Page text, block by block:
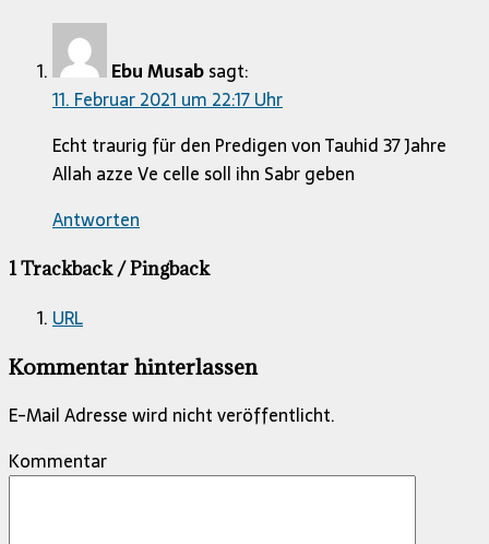
Ebu Musabsagt:
11. Februar 2021 um 22:17 Uhr
Echt traurig für den Predigen von Tauhid 37 Jahre
Allah azze Ve celle soll ihn Sabr geben
Antworten
1 Trackback / Pingback
URL
Kommentar hinterlassen
E-Mail Adresse wird nicht veröffentlicht.
Kommentar